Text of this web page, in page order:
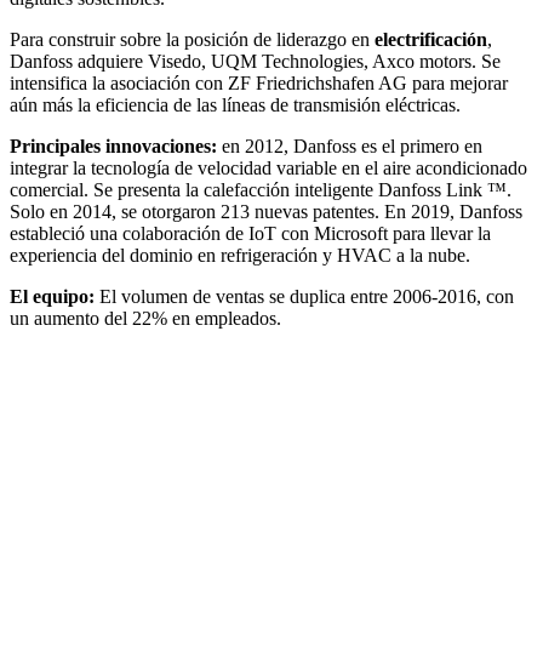
Para construir sobre la posición de liderazgo en electrificación,
Danfoss adquiere Visedo, UQM Technologies, Axco motors. Se
intensifica la asociación con ZF Friedrichshafen AG para mejorar
aún más la eficiencia de las líneas de transmisión eléctricas.
Principales innovaciones: en 2012, Danfoss es el primero en
integrar la tecnología de velocidad variable en el aire acondicionado
comercial. Se presenta la calefacción inteligente Danfoss Link ™.
Solo en 2014, se otorgaron 213 nuevas patentes. En 2019, Danfoss
estableció una colaboración de IoT con Microsoft para llevar la
experiencia del dominio en refrigeración y HVAC a la nube.
El equipo: El volumen de ventas se duplica entre 2006-2016, con
un aumento del 22% en empleados.